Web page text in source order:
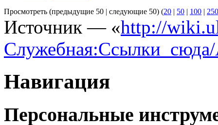
Просмотреть (предыдущие 50 | следующие 50) (20 | 50 | 100 | 250
Источник — «http://
Навигация
Персональные